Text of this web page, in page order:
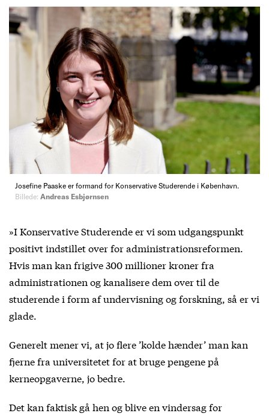
Josefine Paaske er formand for Konservative Studerende i København.
Billede: Andreas Esbjørnsen
»I Konservative Studerende er vi som udgangspunkt
positivt indstillet over for administrationsreformen.
Hvis man kan frigive 300 millioner kroner fra
administrationen og kanalisere dem over til de
studerende i form af undervisning og forskning, så er vi
glade.
Generelt mener vi, at jo flere ’kolde hænder’ man kan
fjerne fra universitetet for at bruge pengene på
kerneopgaverne, jo bedre.
Det kan faktisk gå hen og blive en vindersag for